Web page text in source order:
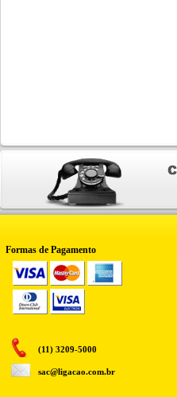
Formas de Pagamento
(11) 3209-5000
sac@ligacao.com.br